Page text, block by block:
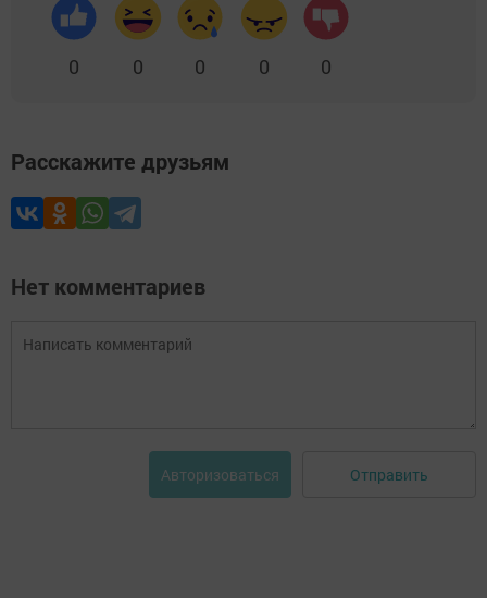
0 0 0 0 0
Расскажите друзьям
Нет комментариев
Авторизоваться Отправить